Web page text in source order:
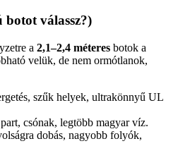
botot válassz?)
a 2,1–2,4 méteres botok a
velük, de nem ormótlanok,
szűk helyek, ultrakönnyű UL
csónak, legtöbb magyar víz.
dobás, nagyobb folyók,